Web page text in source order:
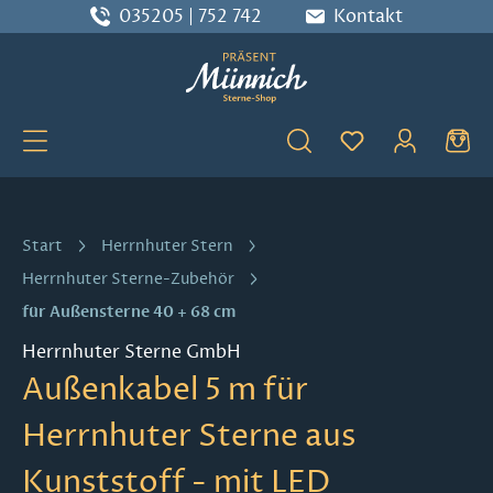
Zum Hauptinhalt springen
035205 | 752 742 Kontakt
Du hast 0
Start
Herrnhuter Stern
Herrnhuter Sterne-Zubehör
für Außensterne 40 + 68 cm
Herrnhuter Sterne GmbH
Außenkabel 5 m für
Herrnhuter Sterne aus
Kunststoff - mit LED